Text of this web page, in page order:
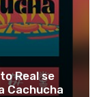
Real se
Cachucha